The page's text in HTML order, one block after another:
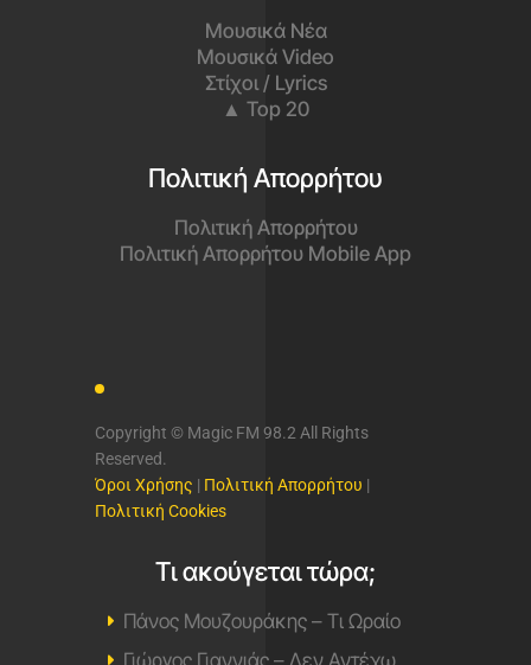
Μουσικά Νέα
Μουσικά Video
Στίχοι / Lyrics
▲ Top 20
Πολιτική Απορρήτου
Πολιτική Απορρήτου
Πολιτική Απορρήτου Mobile App
Copyright © Magic FM 98.2 All Rights
Reserved.
Όροι Χρήσης | Πολιτική Απορρήτου |
Πολιτική Cookies
Τι ακούγεται τώρα;
Πάνος Μουζουράκης – Τι Ωραίο
Γιώργος Γιαννιάς – Δεν Αντέχω